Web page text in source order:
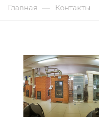
Главная — Контакты